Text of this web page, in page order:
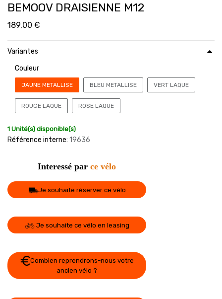
BEMOOV DRAISIENNE M12
189,00 €
Variantes
Couleur
JAUNE METALLISE BLEU METALLISE VERT LAQUE
ROUGE LAQUE ROSE LAQUE
1 Unité(s) disponible(s)
Référence interne: 19636
Interessé par ce vélo
Je souhaite réserver ce vélo
Je souhaite ce vélo en leasing
Combien reprendrons-nous votre
ancien vélo ?